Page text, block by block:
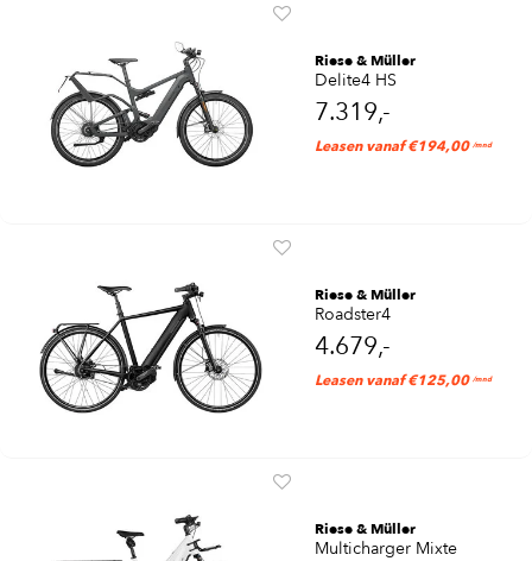
Riese & Müller
Delite4 HS
7.319,-
Leasen vanaf €194,00 /mnd
Riese & Müller
Roadster4
4.679,-
Leasen vanaf €125,00 /mnd
Riese & Müller
Multicharger Mixte